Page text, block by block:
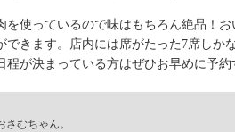
を使っているので味はもちろん絶品！
できます。店内には席がたった7席しか
程が決まっている方はぜひお早めに予約
むちゃん。